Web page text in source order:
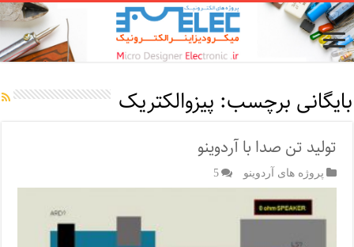
بایگانی برچسب: پیزوالکتریک
تولید تن صدا با آردوینو
پروژه های آردوینو 5